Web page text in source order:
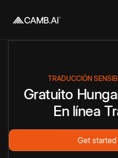
TRADUCCIÓN
Gratuito
En línea
Get